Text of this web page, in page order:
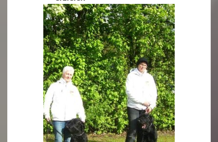
Hunde Grundkurs
Fortgeschrittenen Kurs
Begleithunde
Gästebuch
Impressum